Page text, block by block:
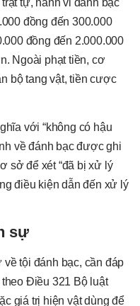
đồng đến 300.000
đồng đến 2.000.000
Ngoài phạt tiền, cơ
bộ tang vật, tiền cược
với “không có hậu
về đánh bạc được ghi
sở để xét “đã bị xử lý
điều kiện dẫn đến xử lý
sự
tội đánh bạc, cần đáp
Điều 321 Bộ luật
giá trị hiện vật dùng để